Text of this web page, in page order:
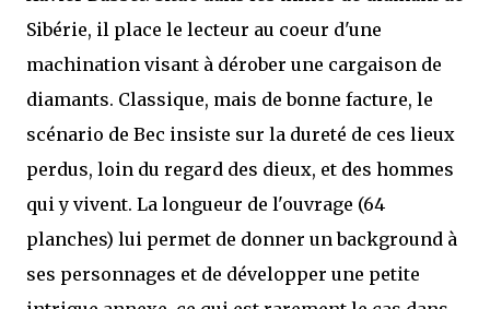
Sibérie, il place le lecteur au coeur d'une
machination visant à dérober une cargaison de
diamants. Classique, mais de bonne facture, le
scénario de Bec insiste sur la dureté de ces lieux
perdus, loin du regard des dieux, et des hommes
qui y vivent. La longueur de l'ouvrage (64
planches) lui permet de donner un background à
ses personnages et de développer une petite